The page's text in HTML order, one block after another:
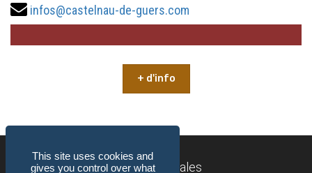
infos@castelnau-de-guers.com
+ d'info
Mentions légales
This site uses cookies and
gives you control over what